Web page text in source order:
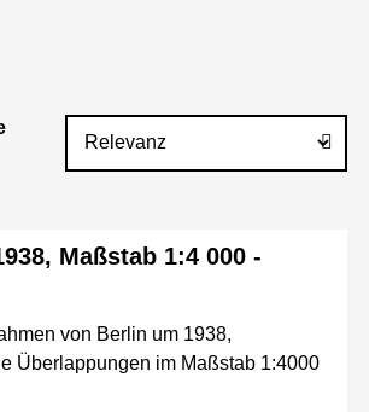
Maßstab 1:4 000 -
von Berlin um 1938,
Überlappungen im Maßstab 1:4000